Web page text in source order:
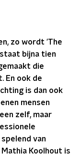
zo wordt ’The
bijna tien
die
En ook de
is dan ook
mensen
zelf, maar
van
Koolhout is